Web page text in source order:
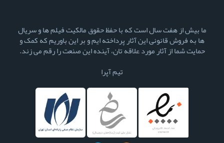
ما بیش از هفت سال است که با حفظ حقوق مالکیت فیلم ها و سریال
ها به فروش قانونی این آثار پرداخته ایم و بر این باوریم که کمک و
حمایت شما از آثار مورد علاقه تان، آینده این صنعت را رقم می زند.
تیم آپرا